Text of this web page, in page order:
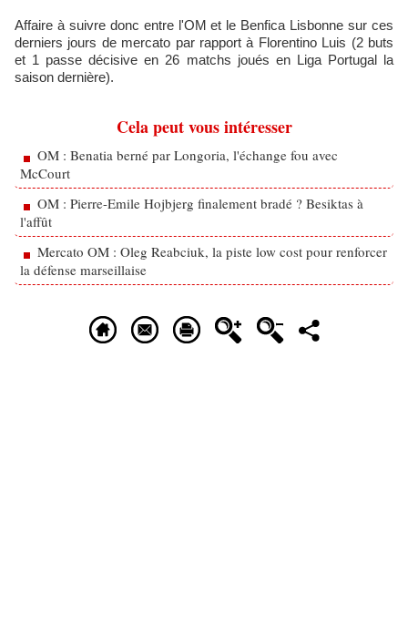
Affaire à suivre donc entre l'OM et le Benfica Lisbonne sur ces
derniers jours de mercato par rapport à Florentino Luis (2 buts
et 1 passe décisive en 26 matchs joués en Liga Portugal la
saison dernière).
Cela peut vous intéresser
OM : Benatia berné par Longoria, l'échange fou avec
McCourt
OM : Pierre-Emile Hojbjerg finalement bradé ? Besiktas à
l'affût
Mercato OM : Oleg Reabciuk, la piste low cost pour renforcer
la défense marseillaise